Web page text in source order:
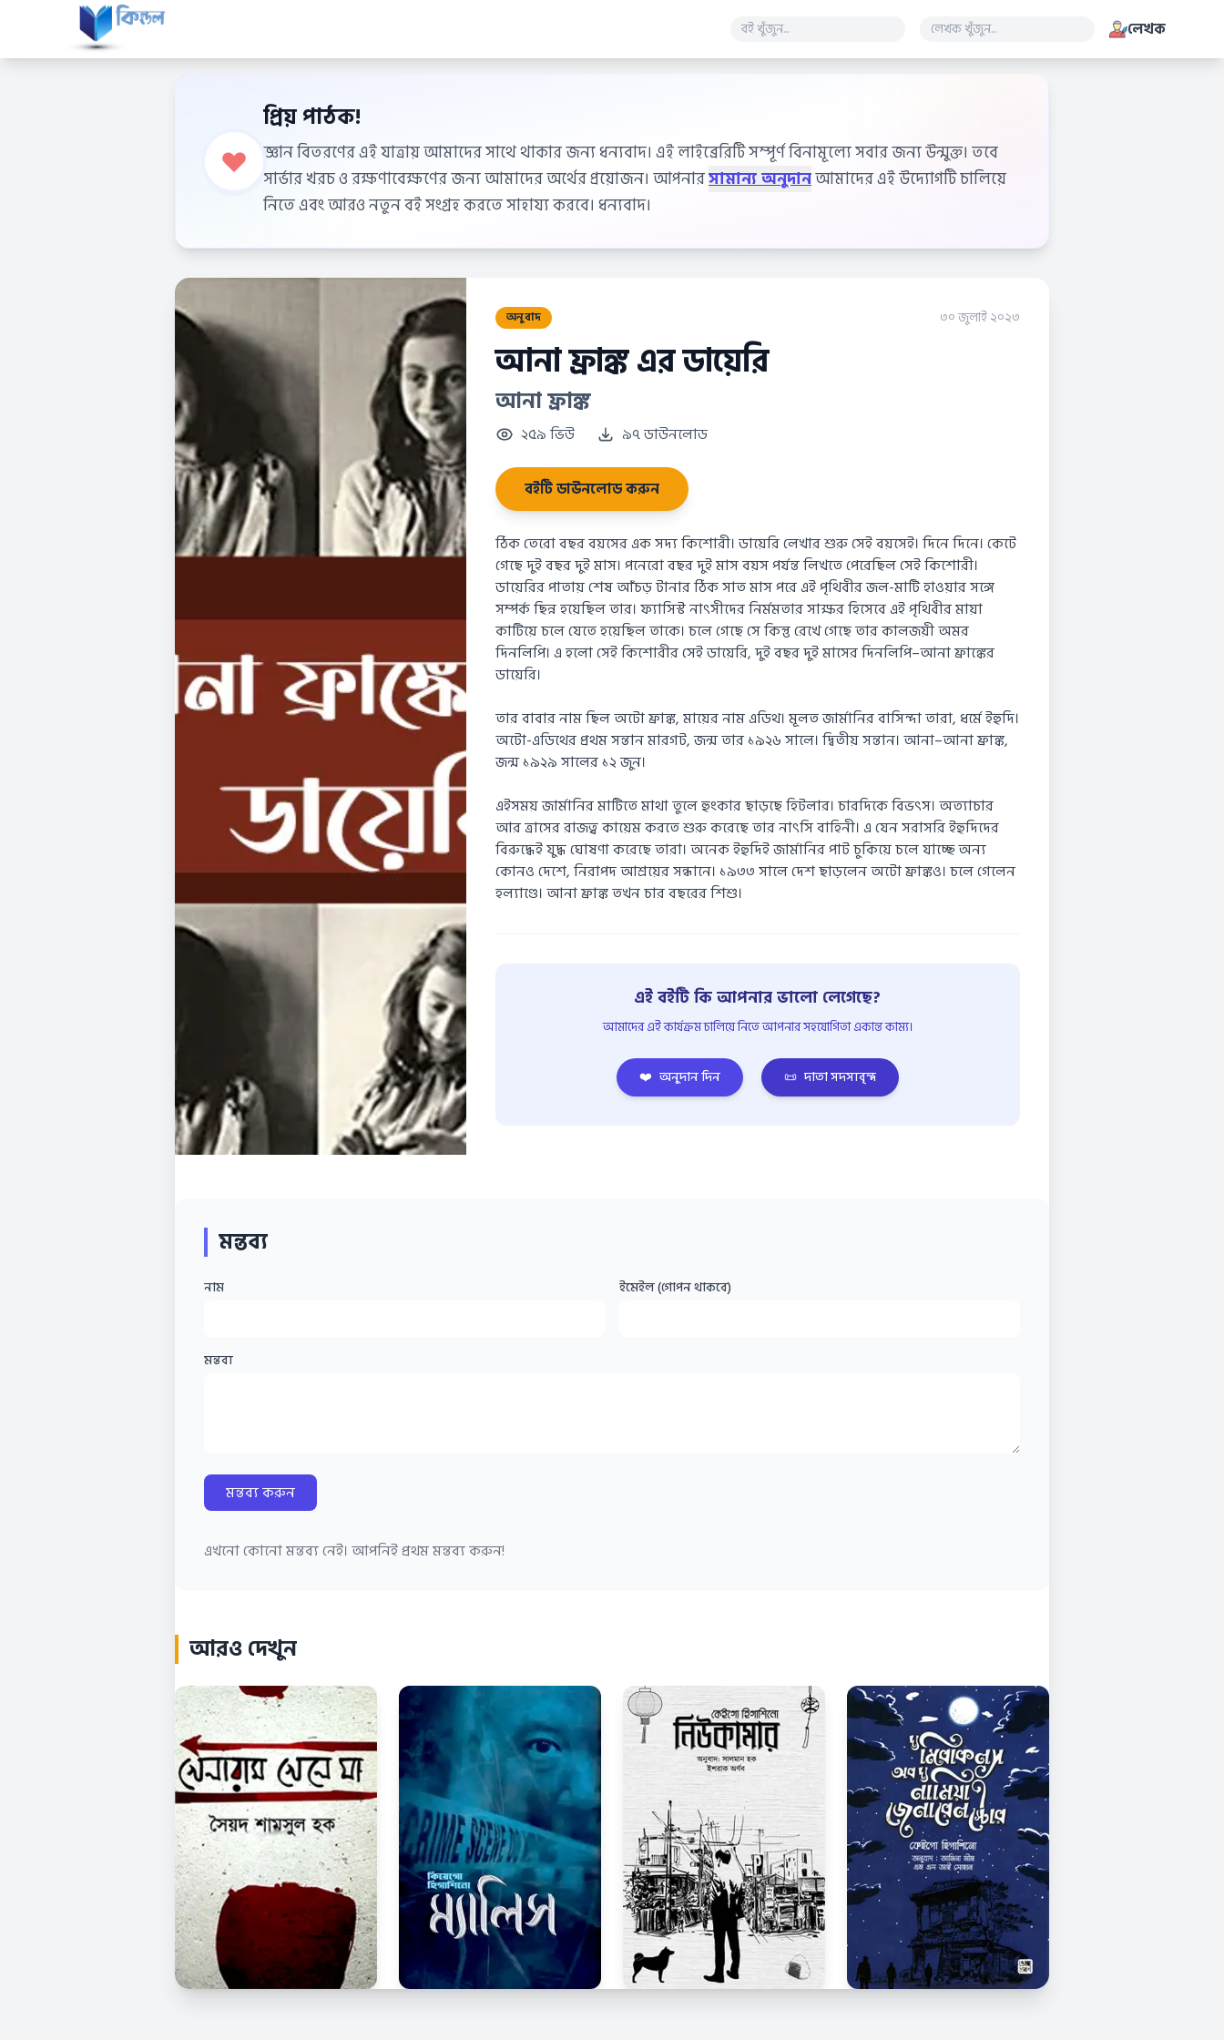
লেখক
প্রিয় পাঠক!
জ্ঞান বিতরণের এই যাত্রায় আমাদের সাথে থাকার জন্য ধন্যবাদ। এই লাইব্রেরিটি সম্পূর্ণ বিনামূল্যে সবার জন্য উন্মুক্ত। তবে
সার্ভার খরচ ও রক্ষণাবেক্ষণের জন্য আমাদের অর্থের প্রয়োজন। আপনার
সামান্য অনুদানআমাদের এই উদ্যোগটি চালিয়ে
নিতে এবং আরও নতুন বই সংগ্রহ করতে সাহায্য করবে। ধন্যবাদ।
অনুবাদ ৩০ জুলাই ২০২৩
আনা ফ্রাঙ্ক এর ডায়েরি
আনা ফ্রাঙ্ক
২৫৯ ভিউ ৯৭ ডাউনলোড
বইটি ডাউনলোড করুন
ঠিক তেরো বছর বয়সের এক সদ্য কিশোরী। ডায়েরি লেখার শুরু সেই বয়সেই। দিনে দিনে। কেটে
গেছে দুই বছর দুই মাস। পনেরো বছর দুই মাস বয়স পর্যন্ত লিখতে পেরেছিল সেই কিশোরী।
ডায়েরির পাতায় শেষ আঁচড় টানার ঠিক সাত মাস পরে এই পৃথিবীর জল-মাটি হাওয়ার সঙ্গে
সম্পর্ক ছিন্ন হয়েছিল তার। ফ্যাসিস্ট নাৎসীদের নির্মমতার সাক্ষর হিসেবে এই পৃথিবীর মায়া
কাটিয়ে চলে যেতে হয়েছিল তাকে। চলে গেছে সে কিন্তু রেখে গেছে তার কালজয়ী অমর
দিনলিপি। এ হলো সেই কিশোরীর সেই ডায়েরি, দুই বছর দুই মাসের দিনলিপি–আনা ফ্রাঙ্কের
ডায়েরি।
তার বাবার নাম ছিল অটো ফ্রাঙ্ক, মায়ের নাম এডিথ। মূলত জার্মানির বাসিন্দা তারা, ধর্মে ইহুদি।
অটো-এডিথের প্রথম সন্তান মারগট, জন্ম তার ১৯২৬ সালে। দ্বিতীয় সন্তান। আনা–আনা ফ্রাঙ্ক,
জন্ম ১৯২৯ সালের ১২ জুন।
এইসময় জার্মানির মাটিতে মাথা তুলে হুংকার ছাড়ছে হিটলার। চারদিকে বিভৎস। অত্যাচার
আর ত্রাসের রাজত্ব কায়েম করতে শুরু করেছে তার নাৎসি বাহিনী। এ যেন সরাসরি ইহুদিদের
বিরুদ্ধেই যুদ্ধ ঘোষণা করেছে তারা। অনেক ইহুদিই জার্মানির পাট চুকিয়ে চলে যাচ্ছে অন্য
কোনও দেশে, নিরাপদ আশ্রয়ের সন্ধানে। ১৯৩৩ সালে দেশ ছাড়লেন অটো ফ্রাঙ্কও। চলে গেলেন
হল্যাণ্ডে। আনা ফ্রাঙ্ক তখন চার বছরের শিশু।
এই বইটি কি আপনার ভালো লেগেছে?
আমাদের এই কার্যক্রম চালিয়ে নিতে আপনার সহযোগিতা একান্ত কাম্য।
❤️ অনুদান দিন 📜 দাতা সদস্যবৃন্দ
মন্তব্য
নাম ইমেইল (গোপন থাকবে)
মন্তব্য
মন্তব্য করুন
এখনো কোনো মন্তব্য নেই। আপনিই প্রথম মন্তব্য করুন!
আরও দেখুন